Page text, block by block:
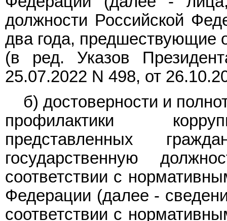
должности Российской
два года, предшествующие
(в ред. Указов
25.07.2022 N 498, от
б) достоверности и
профилактики
представленных
государственную
соответствии с
Федерации (далее -
соответствии с